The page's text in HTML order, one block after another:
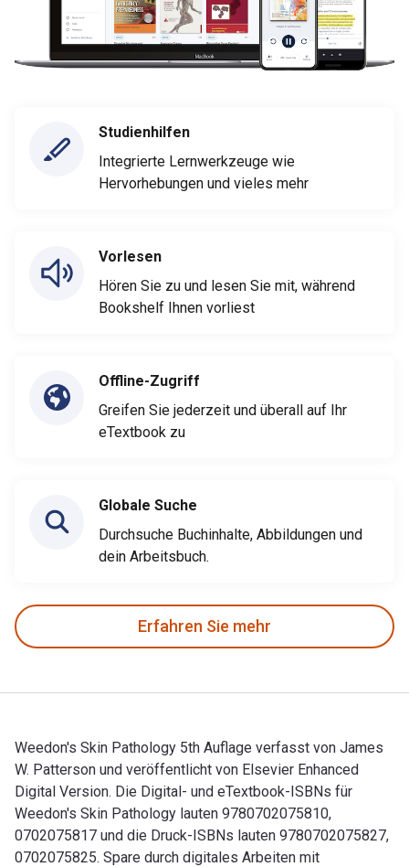
Studienhilfen
Integrierte Lernwerkzeuge wie
Hervorhebungen und vieles mehr
Vorlesen
Hören Sie zu und lesen Sie mit, während
Bookshelf Ihnen vorliest
Offline-Zugriff
Greifen Sie jederzeit und überall auf Ihr
eTextbook zu
Globale Suche
Durchsuche Buchinhalte, Abbildungen und
dein Arbeitsbuch.
Erfahren Sie mehr
Weedon's Skin Pathology 5th Auflage verfasst von James
W. Patterson und veröffentlicht von Elsevier Enhanced
Digital Version. Die Digital- und eTextbook-ISBNs für
Weedon's Skin Pathology lauten 9780702075810,
0702075817 und die Druck-ISBNs lauten 9780702075827,
0702075825. Spare durch digitales Arbeiten mit